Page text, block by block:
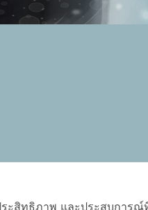
ระสิทธิภาพ และประสบกา